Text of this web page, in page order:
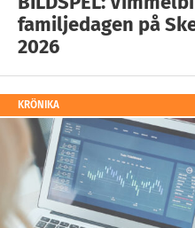
familjedagen på
2026
KRÖNIKA